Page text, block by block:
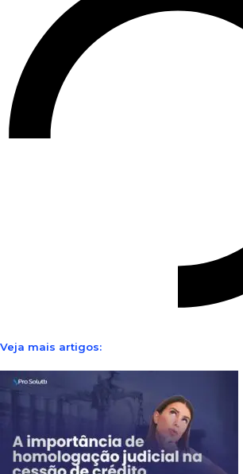
Veja mais artigos: